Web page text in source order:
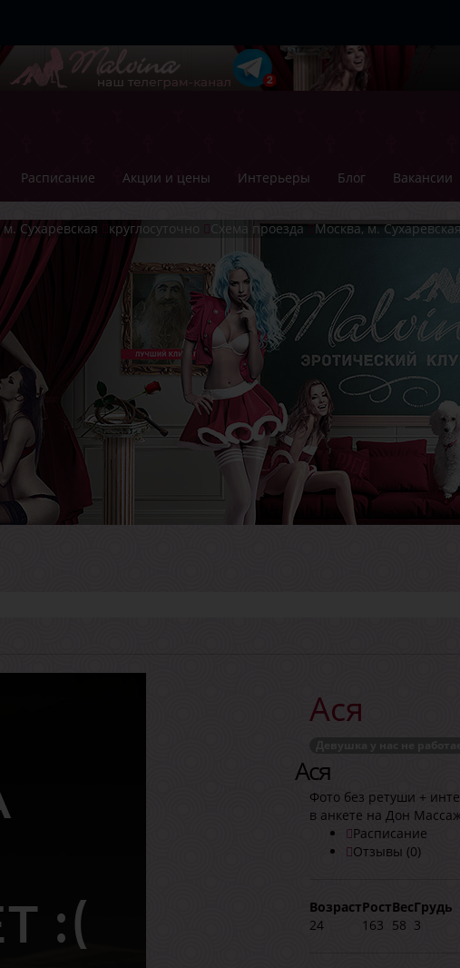
Расписание Акции и цены Интерьеры Блог Вакансии
м. Сухаревская круглосуточно Схема проезда Москва, м.
Ася
Ася
Фото без ретуши +
в анкете на Дон
Расписание
Отзывы (0)
ВозрастРостВесГрудь
24
163 58 3